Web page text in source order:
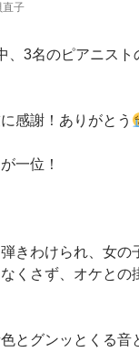
直子
、3名のピアニス
感謝！ありがとう
一位！
きわけられ、女の
くさず、オケと
とグンッとくる音